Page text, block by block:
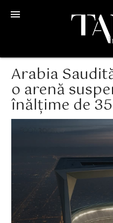
menu
Arabia
o arenă
înălțime de